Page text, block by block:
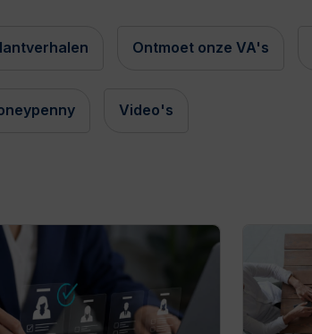
Ontmoet onze VA's
Video's